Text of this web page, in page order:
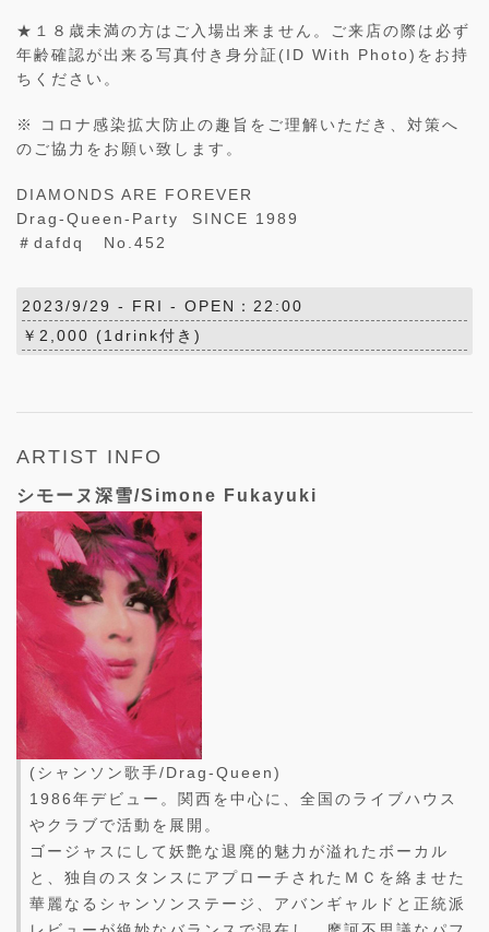
★１８歳未満の方はご入場出来ません。ご来店の際は必ず
年齢確認が出来る写真付き身分証(ID With Photo)をお持
ちください。
※ コロナ感染拡大防止の趣旨をご理解いただき、対策へ
のご協力をお願い致します。
DIAMONDS ARE FOREVER
Drag-Queen-Party SINCE 1989
＃dafdq No.452
2023/9/29 - FRI - OPEN：22:00
￥2,000 (1drink付き)
ARTIST INFO
シモーヌ深雪/Simone Fukayuki
(シャンソン歌手/Drag-Queen)
1986年デビュー。関西を中心に、全国のライブハウス
やクラブで活動を展開。
ゴージャスにして妖艶な退廃的魅力が溢れたボーカル
と、独自のスタンスにアプローチされたＭＣを絡ませた
華麗なるシャンソンステージ、アバンギャルドと正統派